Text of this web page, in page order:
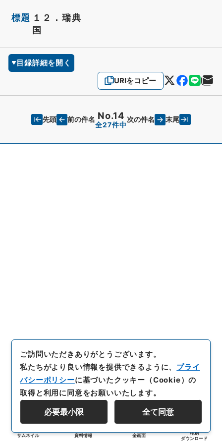
標題 １２．瑞典
国
目録詳細を開く
URIをコピー
先頭 前の件名 No.14
全27件中
次の件名 末尾
サムネイル 資料情報 全画面
印刷
ダウンロード
ご訪問いただきありがとうございます。
私たちがより良い情報を提供できるように、 プライ
バシーポリシーに基づいたクッキー（Cookie）の
取得と利用に同意をお願いいたします。
必要最小限 全て同意